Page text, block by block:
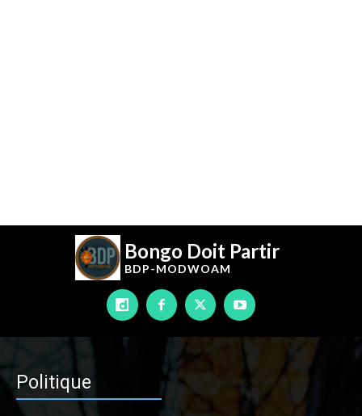
Bongo Doit Partir
BDP-MODWOAM
Politique